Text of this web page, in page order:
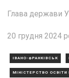
Глава держави
20 грудня 2024
ІВАНО-ФРАНКІВСЬК
МІНІСТЕРСТВО ОСВІТИ